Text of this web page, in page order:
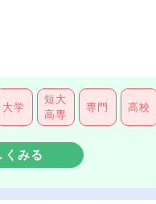
大学
短大
高専
専門 高校
くみる